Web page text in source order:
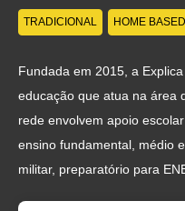
Sucesso
TRADICIONAL HOME BASED
Fundada em 2015, a
educação que atua na área
rede envolvem apoio
ensino fundamental, médio
militar, preparatório para